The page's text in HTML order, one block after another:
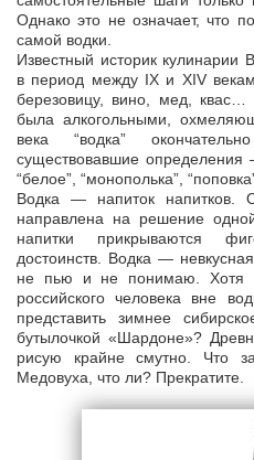
Однако это не означает, что
самой водки.
Известный историк кулинарии
в период между IX и XIV
березовицу, вино, мед, квас…
была алкогольными,
века “водка”
существовавшие определения
“белое”, “монополька”,
Водка — напиток напитков.
направлена на решение
напитки прикрываются
достоинств. Водка —
не пью и не понимаю. Хотя
российского человека вне
представить зимнее
бутылочкой «Шардоне»?
рисую крайне смутно. Что
Медовуха, что ли? Прекратите.